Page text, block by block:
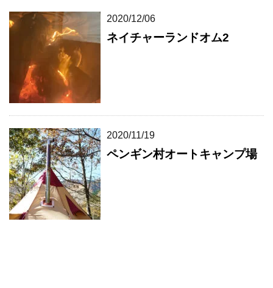
2020/12/06
ネイチャーランドオム2
2020/11/19
ペンギン村オートキャンプ場